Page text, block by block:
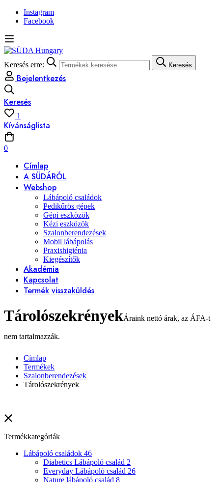
Instagram
Facebook
Keresés erre: Keresés
Bejelentkezés
Keresés
1
Kívánságlista
0
Címlap
A SÜDÁRÓL
Webshop
Lábápoló családok
Pedikűrös gépek
Gépi eszközök
Kézi eszközök
Szalonberendezések
Mobil lábápolás
Praxishigiénia
Kiegészítők
Akadémia
Kapcsolat
Termék visszaküldés
Tárolószekrények
Címlap
Termékek
Szalonberendezések
Tárolószekrények
Termékkategóriák
Lábápoló családok 46
Diabetics Lábápoló család 2
Everyday Lábápoló család 26
Nature lábápoló család 8